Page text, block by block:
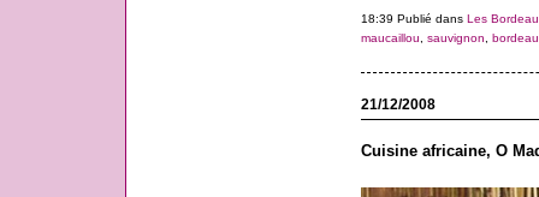
18:39 Publié dans Les
maucaillou
sauvignon
21/12/2008
Cuisine africaine, O